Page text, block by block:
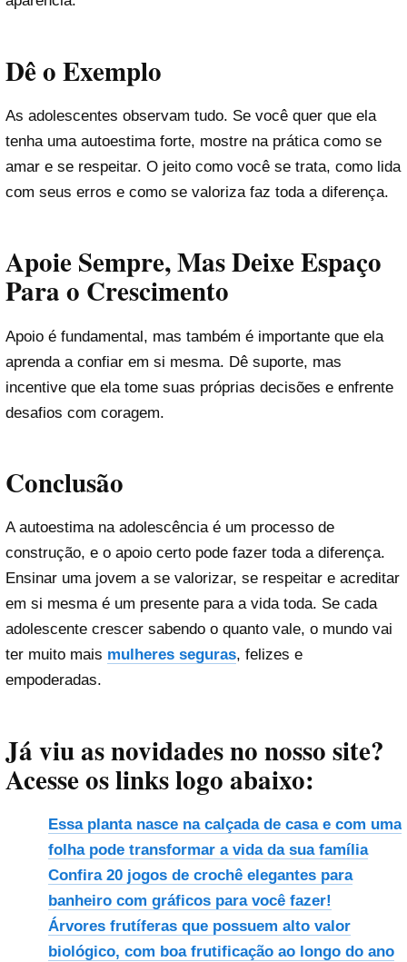
Dê o Exemplo
As adolescentes observam tudo. Se você quer que ela
tenha uma autoestima forte, mostre na prática como se
amar e se respeitar. O jeito como você se trata, como lida
com seus erros e como se valoriza faz toda a diferença.
Apoie Sempre, Mas Deixe Espaço
Para o Crescimento
Apoio é fundamental, mas também é importante que ela
aprenda a confiar em si mesma. Dê suporte, mas
incentive que ela tome suas próprias decisões e enfrente
desafios com coragem.
Conclusão
A autoestima na adolescência é um processo de
construção, e o apoio certo pode fazer toda a diferença.
Ensinar uma jovem a se valorizar, se respeitar e acreditar
em si mesma é um presente para a vida toda. Se cada
adolescente crescer sabendo o quanto vale, o mundo vai
ter muito mais mulheres seguras, felizes e
empoderadas.
Já viu as novidades no nosso site?
Acesse os links logo abaixo:
Essa planta nasce na calçada de casa e com uma
folha pode transformar a vida da sua família
Confira 20 jogos de crochê elegantes para
banheiro com gráficos para você fazer!
Árvores frutíferas que possuem alto valor
biológico, com boa frutificação ao longo do ano